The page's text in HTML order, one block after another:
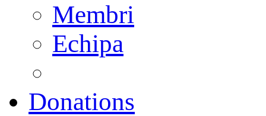
Membri
Echipa
Donations